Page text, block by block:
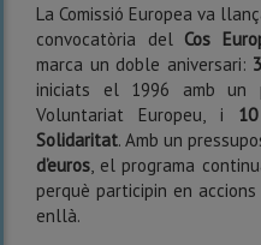
La Comissió Europea va
convocatòria del Cos
marca un doble aniversari:
iniciats el 1996 amb un
Voluntariat Europeu, i
Solidaritat. Amb un
d’euros , el programa
perquè participin en
enllà.